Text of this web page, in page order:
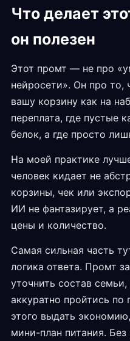
Что делает
он полезен
Этот промт — не про
нейросети». Он про
вашу корзину как на
переплата, где пустые
белок, а где просто
На моей практике
человек кидает не
корзины, чек или
ИИ не фантазирует, а
цены и количество.
Самая сильная часть
логика ответа. Промт
уточнить состав
аккуратно пройтись
этого выдать
мини-план питания.